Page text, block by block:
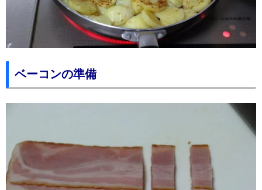
ベーコンの準備